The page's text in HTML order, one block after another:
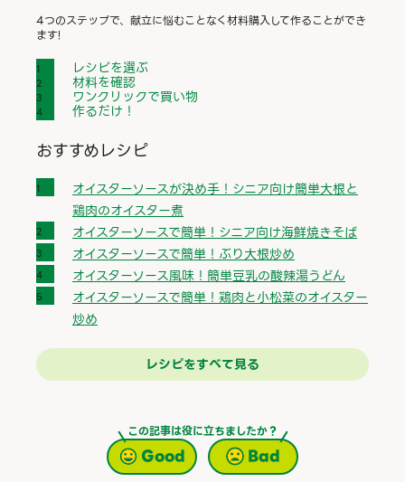
4つのステップで、献立に悩むことなく材料購入して作ることができ
ます!
レシピを選ぶ
材料を確認
ワンクリックで買い物
作るだけ！
おすすめレシピ
オイスターソースが決め手！シニア向け簡単大根と
鶏肉のオイスター煮
オイスターソースで簡単！シニア向け海鮮焼きそば
オイスターソースで簡単！ぶり大根炒め
オイスターソース風味！簡単豆乳の酸辣湯うどん
オイスターソースで簡単！鶏肉と小松菜のオイスター
炒め
レシピをすべて見る
この記事は役に立ちましたか？
Good Bad